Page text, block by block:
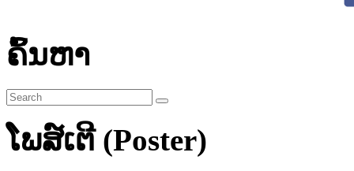
ຄົ້ນຫາ
ໂພສ໌ເຕີ (Poster)